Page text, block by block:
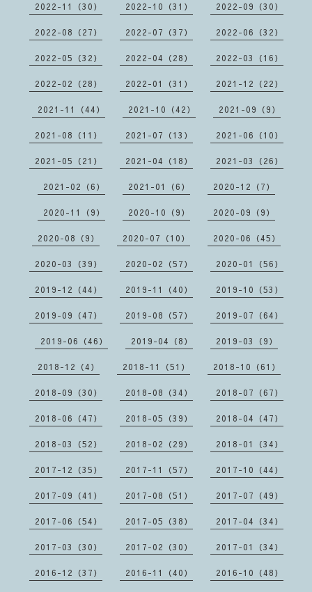
2022-11（30） 2022-10（31） 2022-09（30）
2022-08（27） 2022-07（37） 2022-06（32）
2022-05（32） 2022-04（28） 2022-03（16）
2022-02（28） 2022-01（31） 2021-12（22）
2021-11（44） 2021-10（42） 2021-09（9）
2021-08（11） 2021-07（13） 2021-06（10）
2021-05（21） 2021-04（18） 2021-03（26）
2021-02（6） 2021-01（6） 2020-12（7）
2020-11（9） 2020-10（9） 2020-09（9）
2020-08（9） 2020-07（10） 2020-06（45）
2020-03（39） 2020-02（57） 2020-01（56）
2019-12（44） 2019-11（40） 2019-10（53）
2019-09（47） 2019-08（57） 2019-07（64）
2019-06（46） 2019-04（8） 2019-03（9）
2018-12（4） 2018-11（51） 2018-10（61）
2018-09（30） 2018-08（34） 2018-07（67）
2018-06（47） 2018-05（39） 2018-04（47）
2018-03（52） 2018-02（29） 2018-01（34）
2017-12（35） 2017-11（57） 2017-10（44）
2017-09（41） 2017-08（51） 2017-07（49）
2017-06（54） 2017-05（38） 2017-04（34）
2017-03（30） 2017-02（30） 2017-01（34）
2016-12（37） 2016-11（40） 2016-10（48）